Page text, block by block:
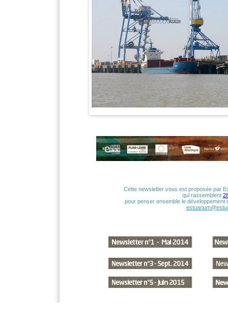
Cette newsletter vous est proposée par
qui rassemblent
pour penser ensemble le